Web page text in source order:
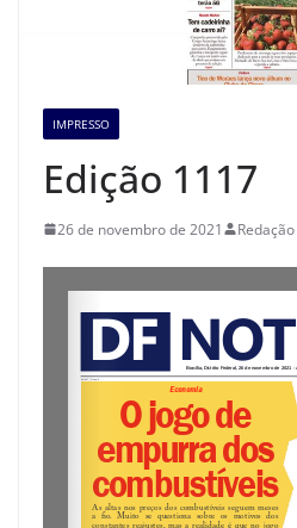
IMPRESSO
Edição 1117
26 de novembro de 2021 Redação